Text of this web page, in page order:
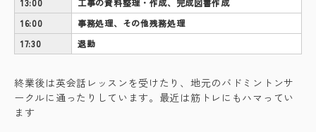
13:00
工事の資料整理・作成、完成図書作成
16:00
事務処理、その他残務処理
17:30
退勤
終業後は英会話レッスンを受けたり、地元のバドミントンサ
ークルに通ったりしています。最近は筋トレにもハマってい
ます